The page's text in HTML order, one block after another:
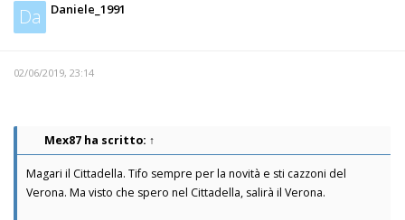
Da Daniele_1991
02/06/2019, 23:14
Mex87 ha scritto: ↑
Magari il Cittadella. Tifo sempre per la novità e sti cazzoni del
Verona. Ma visto che spero nel Cittadella, salirà il Verona.